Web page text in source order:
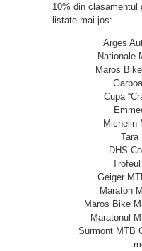
10% din clasamentul
listate mai jos:
Arges
Nationale
Maros
Cupa
Michelin
Tara
DHS
Trofeul
Geiger
Maraton
Maros Bike
Maratonul
Surmont MTB